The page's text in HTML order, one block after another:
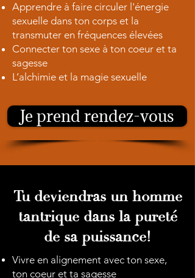
Apprendre à faire circuler l'énergie
sexuelle dans ton corps et la
transmuter en fréquences élevées
Connecter ton sexe à ton coeur et ta
sagesse
L’alchimie et la magie sexuelle
Je prend rendez-vous
Tu deviendras un homme
tantrique dans la pureté
de sa puissance!
Vivre en alignement avec ton sexe,
ton coeur et ta sagesse